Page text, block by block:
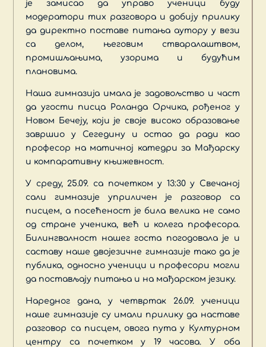
је замисао да управо ученици буду
модератори тих разговора и добију прилику
да директно поставе питања аутору у вези
са делом, његовим стваралаштвом,
промишљањима, узорима и будућим
плановима.
Наша гимназија имала је задовољство и част
да угости писца Роланда Орчика, рођеног у
Новом Бечеју, који је своје високо образовање
завршио у Сегедину и остао да ради као
професор на матичној катедри за Мађарску
и компаративну књижевност.
У среду, 25.09. са почетком у 13:30 у Свечаној
сали гимназије уприличен је разговор са
писцем, а посећеност је била велика не само
од стране ученика, већ и колега професора.
Билингвалност нашег госта погодовала је и
саставу наше двојезичне гимназије тако да је
публика, односно ученици и професори могли
да постављају питања и на мађарском језику.
Наредног дана, у четвртак 26.09. ученици
наше гимназије су имали прилику да наставе
разговор са писцем, овога пута у Културном
центру са почетком у 19 часова. У оба